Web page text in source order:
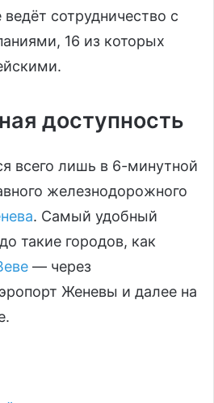
сотрудничество с
16 из которых
доступность
всего лишь в 6-минутной
железнодорожного
. Самый удобный
такие городов, как
— через
Женевы и далее на